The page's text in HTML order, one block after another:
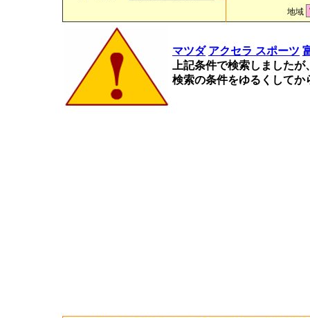
地域
マツダ アクセラ スポーツ
上記条件で検索しました
検索の条件をゆるくして